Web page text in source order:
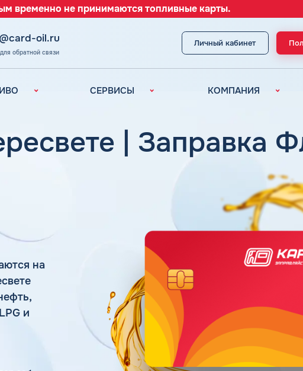
временно не принимаются топливные карты.
oil.ru
обратной связи
Личный кабинет
бренды
топлива
и ДТ
СЕРВИСЫ
Документооборот
(ЭДО)
Уведомления об
окончании баланса
КОМПАНИЯ
| Заправка
на
и